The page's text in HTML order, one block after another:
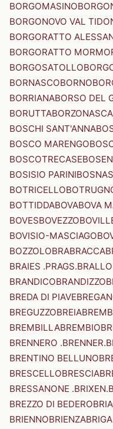
BORGOMASINO
BORGONOVO VAL
BORGORATTO
BORGORATTO
BORGOSATOLLO
BORNASCOBORNO
BORRIANABORSO DEL
BORUTTABORZONASCA
BOSCHI SANT'ANNA
BOSCO MARENGO
BOSCOTRECASE
BOSISIO PARINI
BOTRICELLO
BOTTIDDABOVABOVA
BOVESBOVEZZO
BOVISIO-MASCIAGO
BOZZOLOBRABRACCA
BRAIES .PRAGS.
BRANDICOBRANDIZZO
BREDA DI PIAVE
BREGUZZOBREIA
BREMBILLABREMBIO
BRENNERO .BRENNER.
BRENTINO BELLUNO
BRESCELLOBRESCIA
BRESSANONE .BRIXEN.
BREZZO DI BEDERO
BRIENNOBRIENZA